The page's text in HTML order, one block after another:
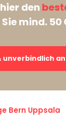
den
mind. 50
unverbindlich
Bern Uppsala